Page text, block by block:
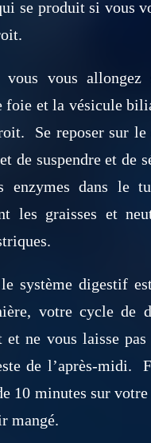
se produit si vous
vous vous
foie et la vésicule
Se reposer sur le
de suspendre et de
enzymes dans le
les graisses et
système digestif
votre cycle de
et ne vous laisse pas
de l’après-midi.
10 minutes sur
mangé.